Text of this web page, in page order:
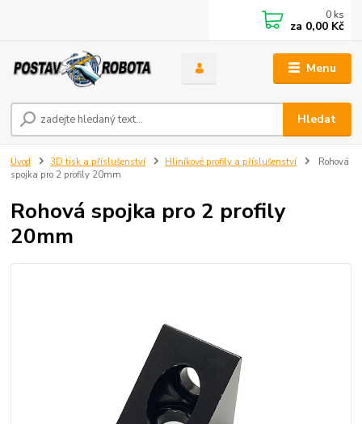
Menu
Hledat
0 ks
za 0,00 Kč
Úvod 3D tisk a příslušenství Hliníkové profily a příslušenství
Rohová
spojka pro 2 profily 20mm
Rohová spojka pro 2 profily
20mm